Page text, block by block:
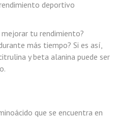
deportivo
tu rendimiento?
más tiempo? Si es así,
y beta alanina puede ser
que se encuentra en